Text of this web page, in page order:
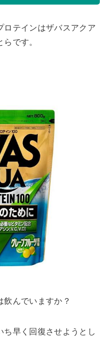
ロテインはザバスアクア
です。
飲んでいますか？
ち早く回復させようとし